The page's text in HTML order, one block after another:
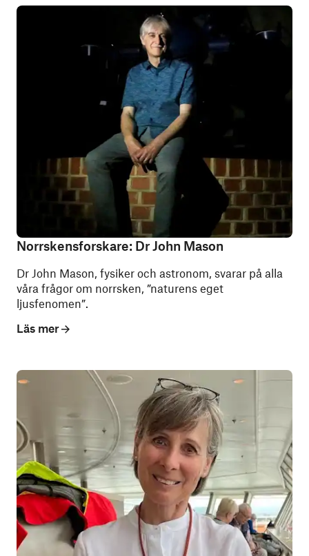
Norrskensforskare: Dr John Mason
Dr John Mason, fysiker och astronom, svarar på alla
våra frågor om norrsken, ”naturens eget
ljusfenomen”.
Läs mer